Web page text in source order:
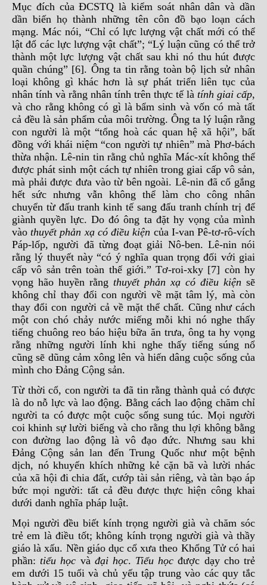
Mục đích của ĐCSTQ là kiểm soát nhân dân và dần
dần biến họ thành những tên côn đồ bạo loạn cách
mạng. Mác nói, “Chỉ có lực lượng vật chất mới có thể
lật đổ các lực lượng vật chất”; “Lý luận cũng có thể trở
thành một lực lượng vật chất sau khi nó thu hút được
quần chúng” [6]. Ông ta tin rằng toàn bộ lịch sử nhân
loại không gì khác hơn là sự phát triển liên tục của
nhân tính và rằng nhân tính trên thực tế là tính giai cấp,
và cho rằng không có gì là bẩm sinh và vốn có mà tất
cả đều là sản phẩm của môi trường. Ông ta lý luận rằng
con người là một “tổng hoà các quan hệ xã hội”, bất
đồng với khái niệm “con người tự nhiên” mà Phơ-bách
thừa nhận. Lê-nin tin rằng chủ nghĩa Mác-xít không thể
được phát sinh một cách tự nhiên trong giai cấp vô sản,
mà phải được đưa vào từ bên ngoài. Lê-nin đã cố gắng
hết sức nhưng vẫn không thể làm cho công nhân
chuyển từ đấu tranh kinh tế sang đấu tranh chính trị để
giành quyền lực. Do đó ông ta đặt hy vọng của mình
vàothuyết phản xạ có điều kiện của I-van Pê-tơ-rô-vích
Páp-lốp, người đã từng đoạt giải Nô-ben. Lê-nin nói
rằng lý thuyết này “có ý nghĩa quan trọng đối với giai
cấp vô sản trên toàn thế giới.” Tơ-roi-xky [7] còn hy
vọng hão huyền rằng thuyết phản xạ có điều kiện sẽ
không chỉ thay đổi con người về mặt tâm lý, mà còn
thay đổi con người cả về mặt thể chất. Cũng như cách
một con chó chảy nước miếng mỗi khi nó nghe thấy
tiếng chuông reo báo hiệu bữa ăn trưa, ông ta hy vọng
rằng những người lính khi nghe thấy tiếng súng nổ
cũng sẽ dũng cảm xông lên và hiến dâng cuộc sống của
mình cho Đảng Cộng sản.
Từ thời cổ, con người ta đã tin rằng thành quả có được
là do nỗ lực và lao động. Bằng cách lao động chăm chỉ
người ta có được một cuộc sống sung túc. Mọi người
coi khinh sự lười biếng và cho rằng thu lợi không bằng
con đường lao động là vô đạo đức. Nhưng sau khi
Đảng Cộng sản lan đến Trung Quốc như một bệnh
dịch, nó khuyến khích những kẻ cặn bã và lười nhác
của xã hội đi chia đất, cướp tài sản riêng, và tàn bạo áp
bức mọi người: tất cả đều được thực hiện công khai
dưới danh nghĩa pháp luật.
Mọi người đều biết kính trọng người già và chăm sóc
trẻ em là điều tốt; không kính trọng người già và thầy
giáo là xấu. Nền giáo dục cổ xưa theo Khổng Tử có hai
phần:tiểu học và đại học. Tiểu học được dạy cho trẻ
em dưới 15 tuổi và chủ yếu tập trung vào các quy tắc